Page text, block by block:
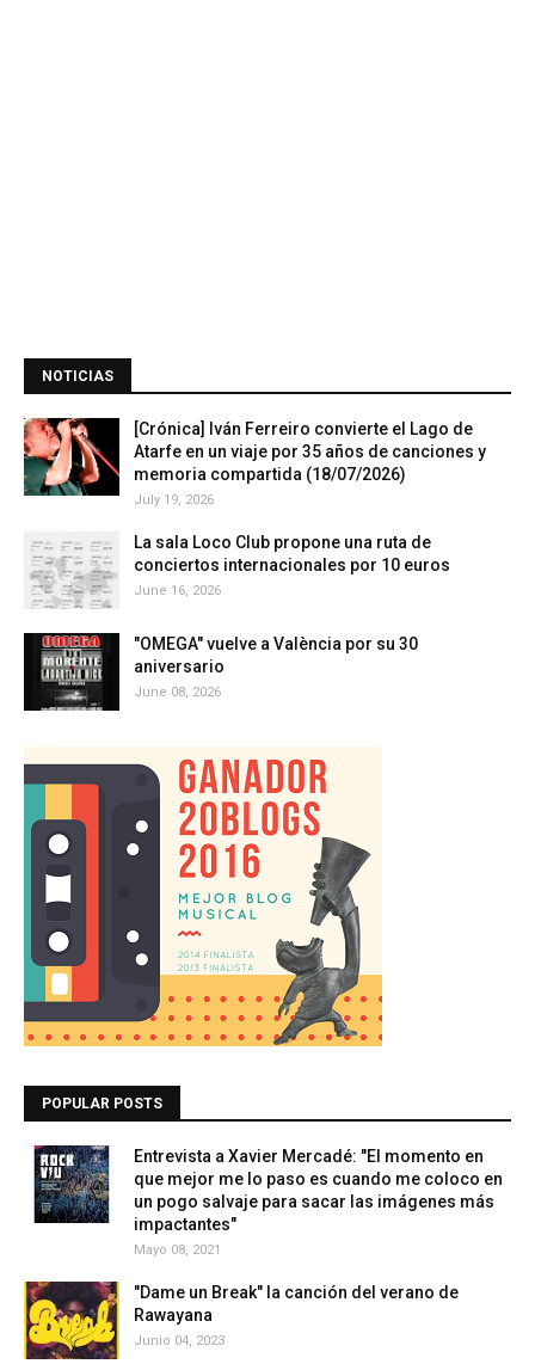
NOTICIAS
[Crónica] Iván Ferreiro convierte el Lago de
Atarfe en un viaje por 35 años de canciones y
memoria compartida (18/07/2026)
July 19, 2026
La sala Loco Club propone una ruta de
conciertos internacionales por 10 euros
June 16, 2026
"OMEGA" vuelve a València por su 30
aniversario
June 08, 2026
POPULAR POSTS
Entrevista a Xavier Mercadé: "El momento en
que mejor me lo paso es cuando me coloco en
un pogo salvaje para sacar las imágenes más
impactantes"
Mayo 08, 2021
"Dame un Break" la canción del verano de
Rawayana
Junio 04, 2023